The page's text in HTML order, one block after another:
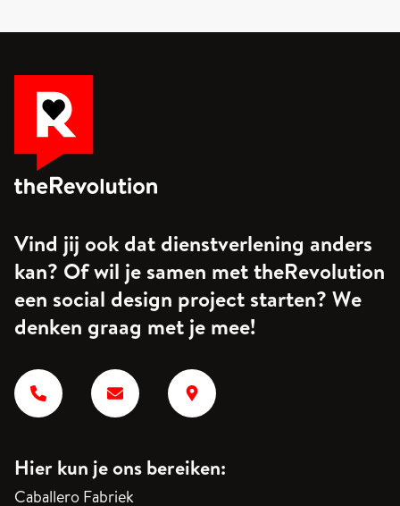
Vind jij ook dat dienstverlening anders
kan? Of wil je samen met theRevolution
een social design project starten? We
denken graag met je mee!
Hier kun je ons bereiken:
Caballero Fabriek